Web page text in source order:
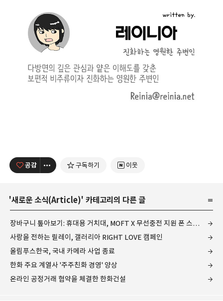
공감 구독하기 이웃
'새로운 소식(Article)' 카테고리의 다른 글
장바구니 톺아보기: 휴대용 거치대, MOFT X 무선충전 지원 폰 스탠드
사랑을 전하는 릴레이, 갤러리아 RIGHT LOVE 캠페인
올림푸스한국, 국내 카메라 사업 종료
한화 주요 계열사 '주주친화 경영' 양상
온라인 공정거래 협약을 체결한 한화건설